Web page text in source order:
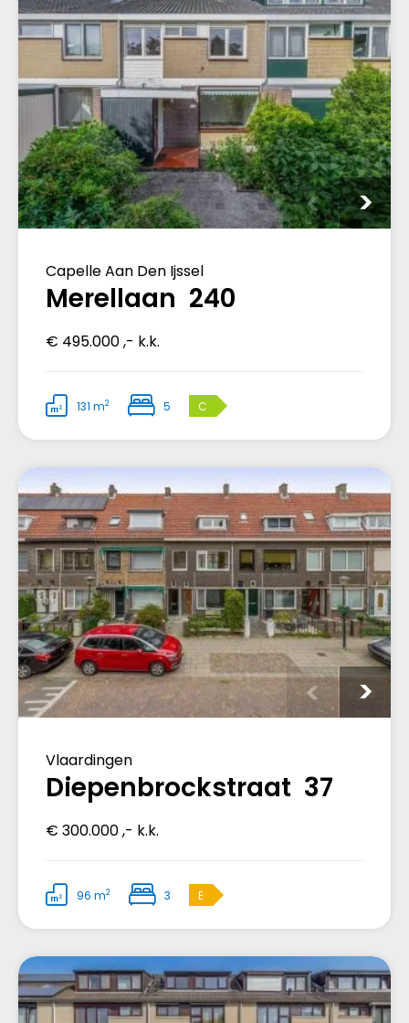
Capelle Aan Den Ijssel
Merellaan 240
€ 495.000 ,- k.k.
131 m2 5 C
Vlaardingen
Diepenbrockstraat 37
€ 300.000 ,- k.k.
96 m2 3 E